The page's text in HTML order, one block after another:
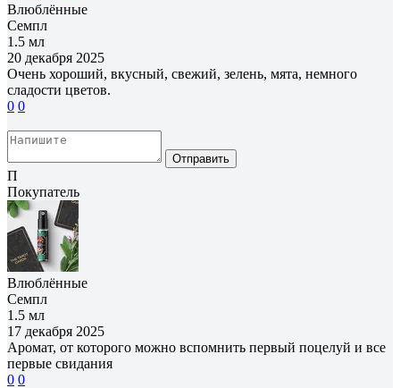
Влюблённые
Семпл
1.5 мл
20 декабря 2025
Очень хороший, вкусный, свежий, зелень, мята, немного
сладости цветов.
0 0
Отправить
П
Покупатель
Влюблённые
Семпл
1.5 мл
17 декабря 2025
Аромат, от которого можно вспомнить первый поцелуй и все
первые свидания
0 0